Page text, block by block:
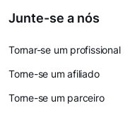
Junte-se a nós
Tornar-se um profissional
Torne-se um afiliado
Torne-se um parceiro